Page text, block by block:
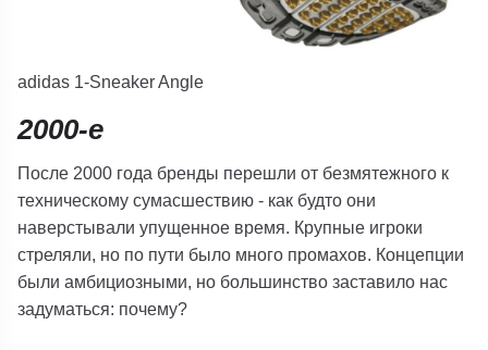
adidas 1-Sneaker Angle
2000-е
После 2000 года бренды перешли от безмятежного к
техническому сумасшествию - как будто они
наверстывали упущенное время. Крупные игроки
стреляли, но по пути было много промахов. Концепции
были амбициозными, но большинство заставило нас
задуматься: почему?